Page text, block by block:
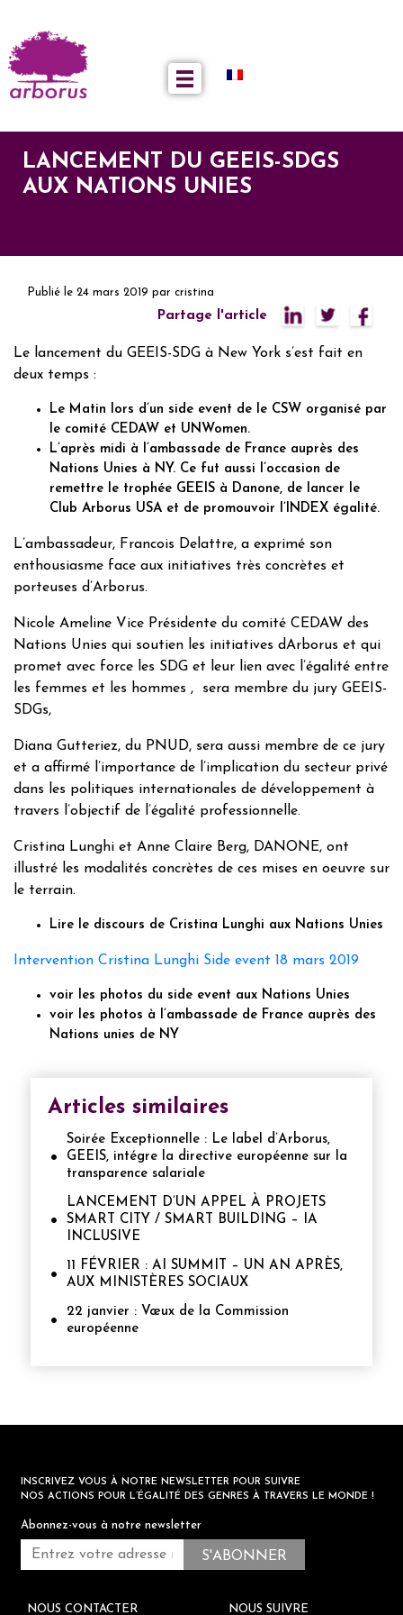
LANCEMENT DU GEEIS-SDGS
AUX NATIONS UNIES
Publié le 24 mars 2019 par cristina
Partage l'article
Le lancement du GEEIS-SDG à New York s’est fait en
deux temps :
Le Matin lors d’un side event de le CSW organisé par
le comité CEDAW et UNWomen.
L’après midi à l’ambassade de France auprès des
Nations Unies à NY. Ce fut aussi l’occasion de
remettre le trophée GEEIS à Danone, de lancer le
Club Arborus USA et de promouvoir l’INDEX égalité.
L’ambassadeur, Francois Delattre, a exprimé son
enthousiasme face aux initiatives très concrètes et
porteuses d’Arborus.
Nicole Ameline Vice Présidente du comité CEDAW des
Nations Unies qui soutien les initiatives dArborus et qui
promet avec force les SDG et leur lien avec l’égalité entre
les femmes et les hommes , sera membre du jury GEEIS-
SDGs,
Diana Gutteriez, du PNUD, sera aussi membre de ce jury
et a affirmé l’importance de l’implication du secteur privé
dans les politiques internationales de développement à
travers l’objectif de l’égalité professionnelle.
Cristina Lunghi et Anne Claire Berg, DANONE, ont
illustré les modalités concrètes de ces mises en oeuvre sur
le terrain.
Lire le discours de Cristina Lunghi aux Nations Unies
Intervention Cristina Lunghi Side event 18 mars 2019
voir les photos du side event aux Nations Unies
voir les photos à l’ambassade de France auprès des
Nations unies de NY
Articles similaires
Soirée Exceptionnelle : Le label d’Arborus,
GEEIS, intégre la directive européenne sur la
transparence salariale
LANCEMENT D’UN APPEL À PROJETS
SMART CITY / SMART BUILDING – IA
INCLUSIVE
11 FÉVRIER : AI SUMMIT – UN AN APRÈS,
AUX MINISTÈRES SOCIAUX
22 janvier : Vœux de la Commission
européenne
INSCRIVEZ VOUS À NOTRE NEWSLETTER POUR SUIVRE
NOS ACTIONS POUR L’ÉGALITÉ DES GENRES À TRAVERS LE MONDE !
Abonnez-vous à notre newsletter
NOUS CONTACTER NOUS SUIVRE